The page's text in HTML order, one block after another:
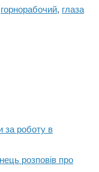
горнорабочий, глаза
за роботу в